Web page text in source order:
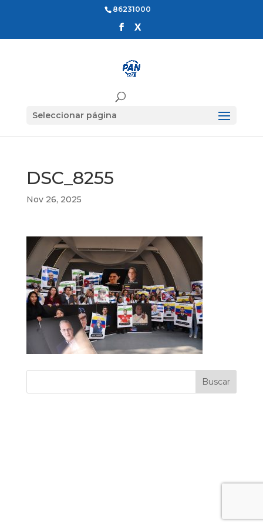
86231000
Seleccionar página
DSC_8255
Nov 26, 2025